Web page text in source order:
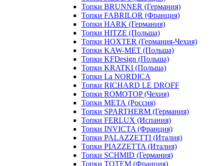
Топки BRUNNER (Германия)
Топки FABRILOR (Франция)
Топки HARK (Германия)
Топки HITZE (Польша)
Топки HOXTER (Германия-Чехия)
Топки KAW-MET (Польша)
Топки KFDesign (Польша)
Топки KRATKI (Польша)
Топки La NORDICA
Топки RICHARD LE DROFF
Топки ROMOTOP (Чехия)
Топки МЕТА (Россия)
Топки SPARTHERM (Германия)
Топки FERLUX (Испания)
Топки INVICTA (Франция)
Топки PALAZZETTI (Италия)
Топки PIAZZETTA (Италия)
Топки SCHMID (Германия)
Топки TOTEM (Франция)